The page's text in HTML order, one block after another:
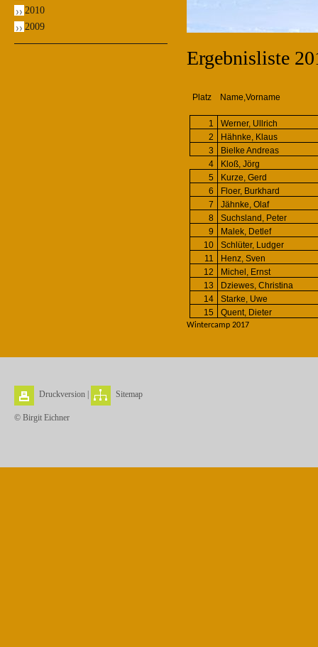
2010
2009
Ergebnisliste
Platz Name,Vorname
1
Werner, Ullrich
2
Hähnke, Klaus
3
Bielke Andreas
4
Kloß, Jörg
5
Kurze, Gerd
6
Floer, Burkhard
7
Jähnke, Olaf
8
Suchsland, Peter
9
Malek, Detlef
10
Schlüter, Ludger
11
Henz, Sven
12
Michel, Ernst
13
Dziewes, Christina
14
Starke, Uwe
15
Quent, Dieter
Wintercamp 2017
Druckversion Sitemap
© Birgit Eichner